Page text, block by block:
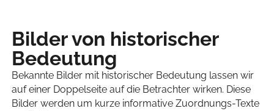
Bilder von historischer
Bedeutung
Bekannte Bilder mit historischer Bedeutung lassen wir
auf einer Doppelseite auf die Betrachter wirken. Diese
Bilder werden um kurze informative Zuordnungs-Texte